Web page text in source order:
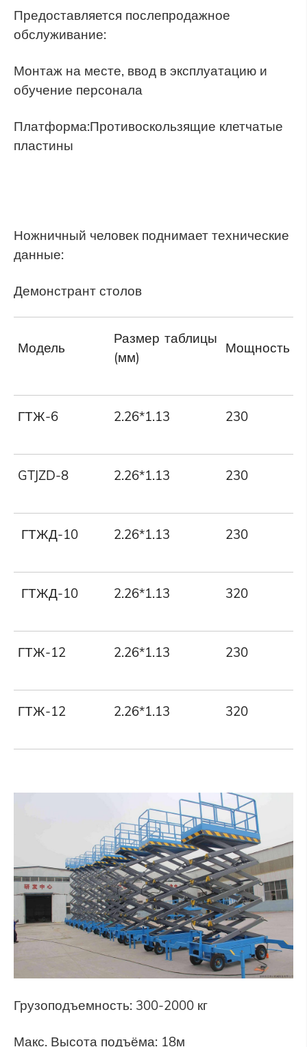
Предоставляется послепродажное
обслуживание:
Монтаж на месте, ввод в эксплуатацию и
обучение персонала
Платформа:Противоскользящие клетчатые
пластины
Ножничный человек поднимает технические
данные:
Демонстрант столов
Модель
Размер таблицы
(мм)
Мощность
ГТЖ-6 2.26*1.13 230
GTJZD-8 2.26*1.13 230
ГТЖД-10 2.26*1.13 230
ГТЖД-10 2.26*1.13 320
ГТЖ-12 2.26*1.13 230
ГТЖ-12 2.26*1.13 320
Грузоподъемность: 300-2000 кг
Макс. Высота подъёма: 18м